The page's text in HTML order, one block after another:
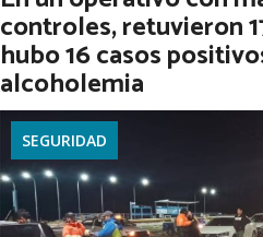
Ver más
controles, retuvieron
hubo 16 casos
alcoholemia
SEGURIDAD